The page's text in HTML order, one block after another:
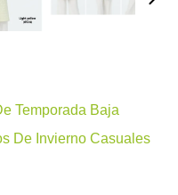
Temporada Baja
De Invierno Casuales